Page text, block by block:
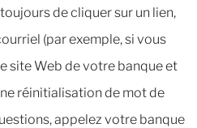
de cliquer sur un lien,
(par exemple, si vous
site Web de votre banque et
réinitialisation de mot de
appelez votre banque